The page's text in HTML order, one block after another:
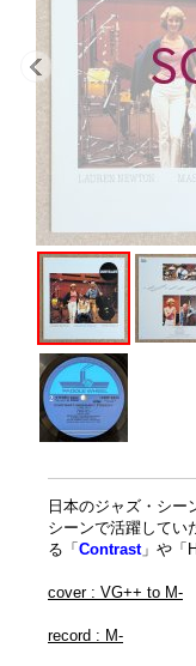
日本のジャズ・シー
シーンで活躍してい
る「 Contrast」や「
cover : VG++ to M-
record : M-